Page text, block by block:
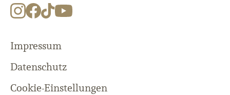
Impressum
Datenschutz
Cookie-Einstellungen